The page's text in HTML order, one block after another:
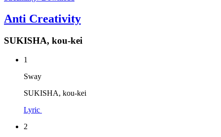
Anti Creativity
SUKISHA, kou-kei
1
Sway
SUKISHA, kou-kei
Lyric
2